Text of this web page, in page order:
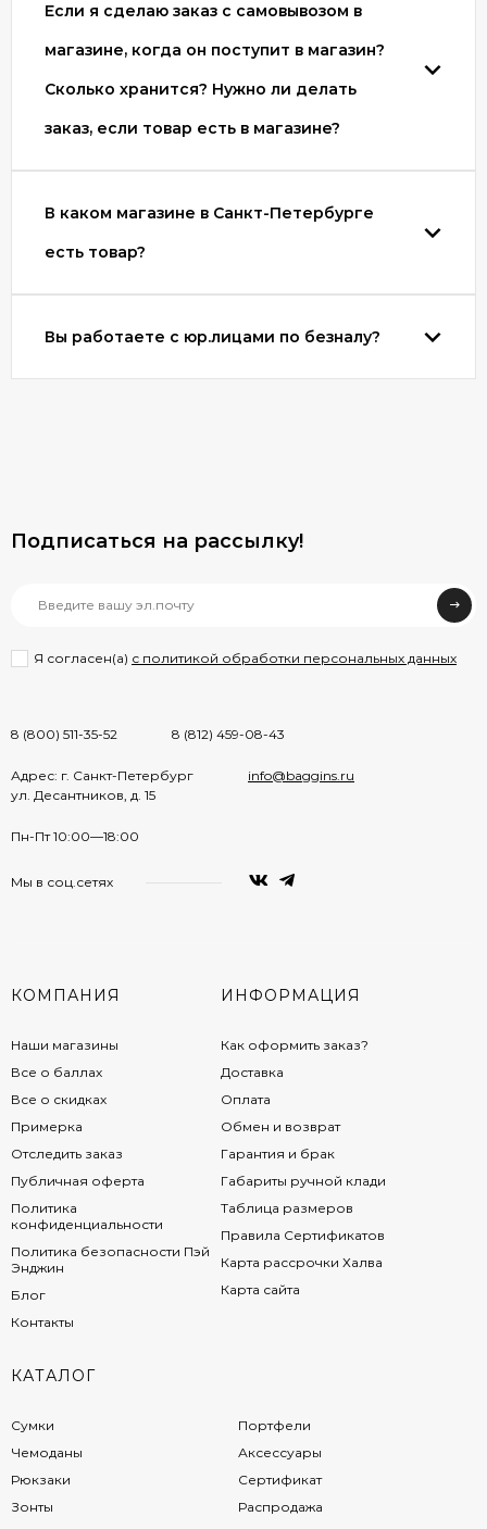
Если я сделаю заказ с самовывозом в
магазине, когда он поступит в магазин?
Сколько хранится? Нужно ли делать
заказ, если товар есть в магазине?
В каком магазине в Санкт-Петербурге
есть товар?
Вы работаете с юр.лицами по безналу?
Подписаться на рассылкy!
Я согласен(a) с политикой обработки персональных данных
8 (800) 511-35-52 8 (812) 459-08-43
Адрес: г. Санкт-Петербург
ул. Десантников, д. 15
info@baggins.ru
Пн-Пт 10:00—18:00
Мы в соц.сетях
КОМПАНИЯ
Наши магазины
Все о баллах
Все о скидках
Примерка
Отследить заказ
Публичная оферта
Политика
конфиденциальности
Политика безопасности Пэй
Энджин
Блог
Контакты
ИНФОРМАЦИЯ
Как оформить заказ?
Доставка
Оплата
Обмен и возврат
Гарантия и брак
Габариты ручной клади
Таблица размеров
Правила Сертификатов
Карта рассрочки Халва
Карта сайта
КАТАЛОГ
Сумки
Чемоданы
Рюкзаки
Зонты
Портфели
Аксессуары
Сертификат
Распродажа